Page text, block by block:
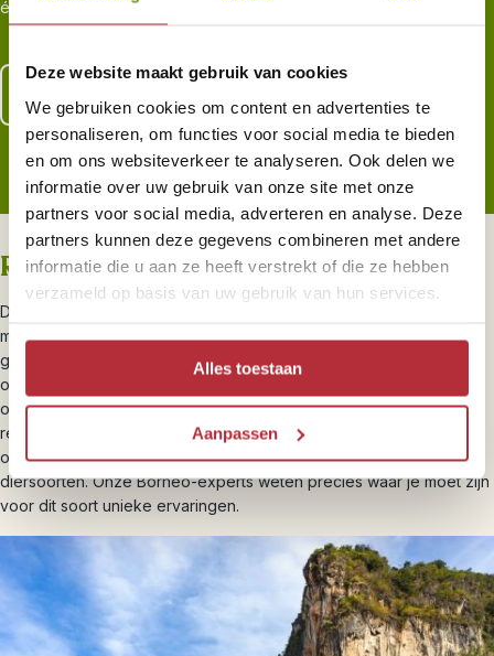
Deze website maakt gebruik van cookies
We gebruiken cookies om content en advertenties te
personaliseren, om functies voor social media te bieden
en om ons websiteverkeer te analyseren. Ook delen we
informatie over uw gebruik van onze site met onze
partners voor social media, adverteren en analyse. Deze
partners kunnen deze gegevens combineren met andere
informatie die u aan ze heeft verstrekt of die ze hebben
verzameld op basis van uw gebruik van hun services.
Alles toestaan
Aanpassen
écht leert kennen. Voor reizigers, door reizigers.
Riksja brengt je dichterbij
De highlights van Borneo wil je natuurlijk niet missen, maar juist de
minder bekende plekken maken je reis bijzonder. Fiets met een
gids door de straatjes van Kuching
en ontdek verborgen plekjes,
of trek de jungle in met een enthousiaste gids die je alles vertelt
over wildlife. Je overnacht in een boomhut midden in het
regenwoud, maakt kennis met de Iban-bevolking en leert meer
over de bescherming van orang-oetans en andere bedreigde
diersoorten. Onze Borneo-experts weten precies waar je moet zijn
voor dit soort unieke ervaringen.